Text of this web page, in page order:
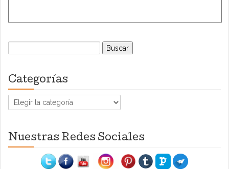
Buscar:
Categorías
Categorías
Nuestras Redes Sociales